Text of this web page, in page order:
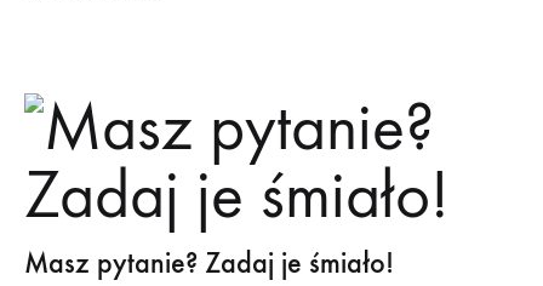
Masz pytanie? Zadaj je śmiało!